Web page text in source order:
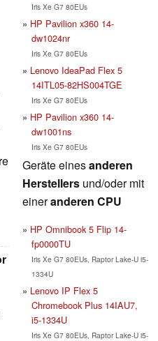
Iris Xe G7 80EUs
HP Pavilion x360 14-
dw1024nr
Iris Xe G7 80EUs
Lenovo IdeaPad Flex 5
14ITL05-82HS004TGE
Iris Xe G7 80EUs
HP Pavilion x360 14-
dw1001ns
Iris Xe G7 80EUs
Geräte einesanderen
Herstellers und/oder mit
eineranderen CPU
HP Omnibook 5 Flip 14-
fp0000TU
Iris Xe G7 80EUs, Raptor Lake-U i5-
1334U
Lenovo IP Flex 5
Chromebook Plus 14IAU7,
i5-1334U
Iris Xe G7 80EUs, Raptor Lake-U i5-